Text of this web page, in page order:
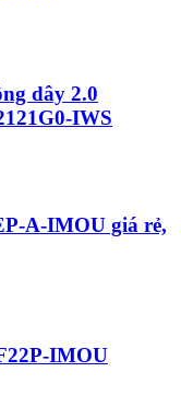
dây 2.0
IWS
A-IMOU giá rẻ,
IMOU